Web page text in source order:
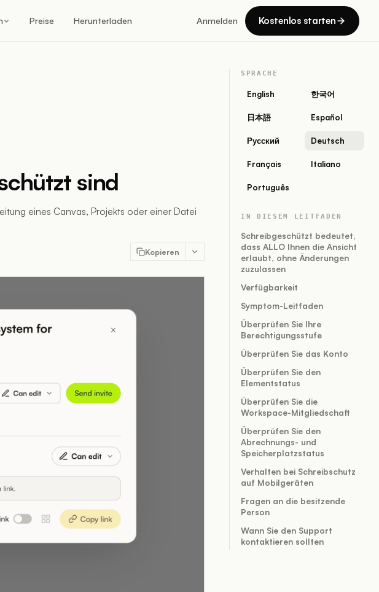
Preise Herunterladen Anmelden Kostenlos starten
sind
eines Canvas, Projekts oder einer Datei
Kopieren
SPRACHE
English 한국어
日本語 Español
Русский Deutsch
Français Italiano
Português
IN DIESEM LEITFADEN
Schreibgeschützt bedeutet,
dass ALLO Ihnen die Ansicht
erlaubt, ohne Änderungen
zuzulassen
Verfügbarkeit
Symptom-Leitfaden
Überprüfen Sie Ihre
Berechtigungsstufe
Überprüfen Sie das Konto
Überprüfen Sie den
Elementstatus
Überprüfen Sie die
Workspace-Mitgliedschaft
Überprüfen Sie den
Abrechnungs- und
Speicherplatzstatus
Verhalten bei Schreibschutz
auf Mobilgeräten
Fragen an die besitzende
Person
Wann Sie den Support
kontaktieren sollten